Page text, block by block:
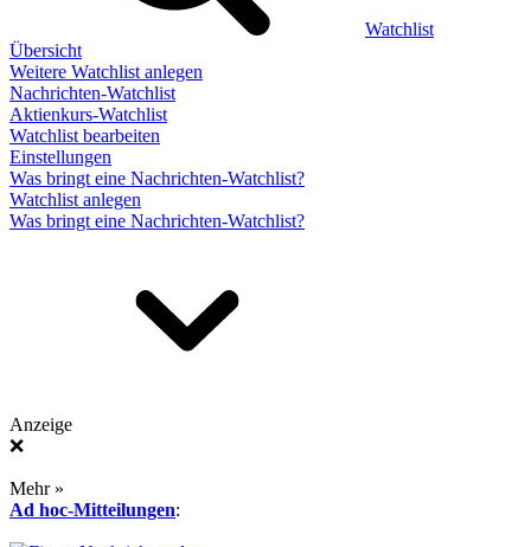
Watchlist
Übersicht
Weitere Watchlist anlegen
Nachrichten-Watchlist
Aktienkurs-Watchlist
Watchlist bearbeiten
Einstellungen
Was bringt eine Nachrichten-Watchlist?
Watchlist anlegen
Was bringt eine Nachrichten-Watchlist?
Anzeige
❌
Mehr »
Ad hoc-Mitteilungen: